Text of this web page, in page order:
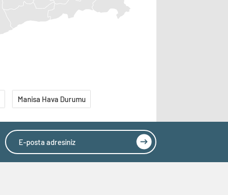
Manisa Hava Durumu